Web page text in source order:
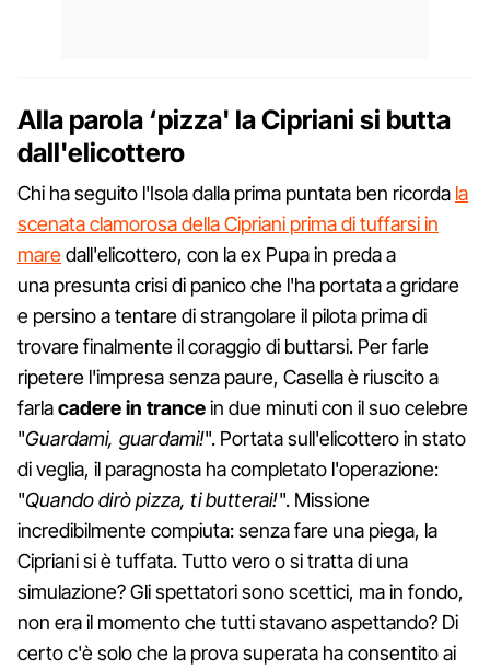
Alla parola ‘pizza' la Cipriani si butta
dall'elicottero
Chi ha seguito l'Isola dalla prima puntata ben ricorda la
scenata clamorosa della Cipriani prima di tuffarsi in
maredall'elicottero, con la ex Pupa in preda a
una presunta crisi di panico che l'ha portata a gridare
e persino a tentare di strangolare il pilota prima di
trovare finalmente il coraggio di buttarsi. Per farle
ripetere l'impresa senza paure, Casella è riuscito a
farlacadere in trancein due minuti con il suo celebre
"Guardami, guardami!". Portata sull'elicottero in stato
di veglia, il paragnosta ha completato l'operazione:
"Quando dirò pizza, ti butterai!". Missione
incredibilmente compiuta: senza fare una piega, la
Cipriani si è tuffata. Tutto vero o si tratta di una
simulazione? Gli spettatori sono scettici, ma in fondo,
non era il momento che tutti stavano aspettando? Di
certo c'è solo che la prova superata ha consentito ai